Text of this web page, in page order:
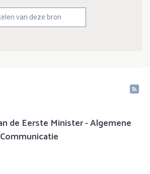
van deze bron
de Eerste Minister - Algemene